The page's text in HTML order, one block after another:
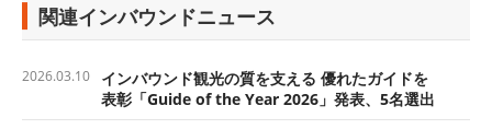
関連インバウンドニュース
2026.03.10
インバウンド観光の質を支える 優れたガイドを
表彰「Guide of the Year 2026」発表、5名選出